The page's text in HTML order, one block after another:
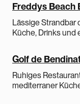
Freddys Beach
Lässige Strandbar
Küche, Drinks und
Golf de
Ruhiges
mediterraner